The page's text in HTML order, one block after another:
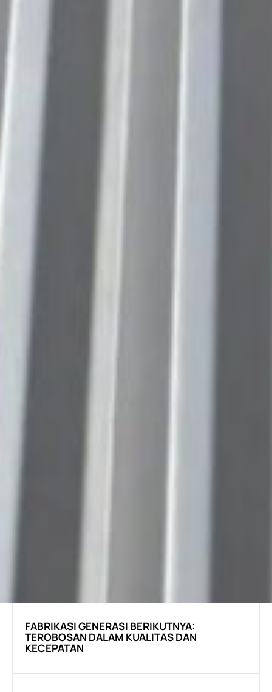
FABRIKASI GENERASI BERIKUTNYA:
TEROBOSAN DALAM KUALITAS DAN
KECEPATAN